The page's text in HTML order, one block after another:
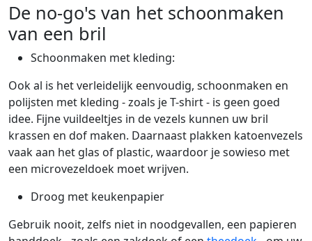
De no-go's van het schoonmaken
van een bril
Schoonmaken met kleding:
Ook al is het verleidelijk eenvoudig, schoonmaken en
polijsten met kleding - zoals je T-shirt - is geen goed
idee. Fijne vuildeeltjes in de vezels kunnen uw bril
krassen en dof maken. Daarnaast plakken katoenvezels
vaak aan het glas of plastic, waardoor je sowieso met
een microvezeldoek moet wrijven.
Droog met keukenpapier
Gebruik nooit, zelfs niet in noodgevallen, een papieren